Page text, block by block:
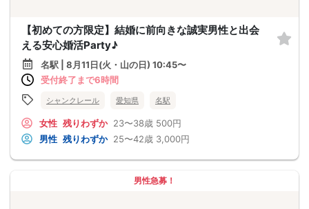
【初めての方限定】結婚に前向きな誠実男性と出会
える安心婚活Party♪
名駅 | 8月11日(火・山の日) 10:45〜
受付終了まで6時間
シャンクレール 愛知県 名駅
女性 残りわずか 23〜38歳 500円
男性 残りわずか 25〜42歳 3,000円
男性急募！